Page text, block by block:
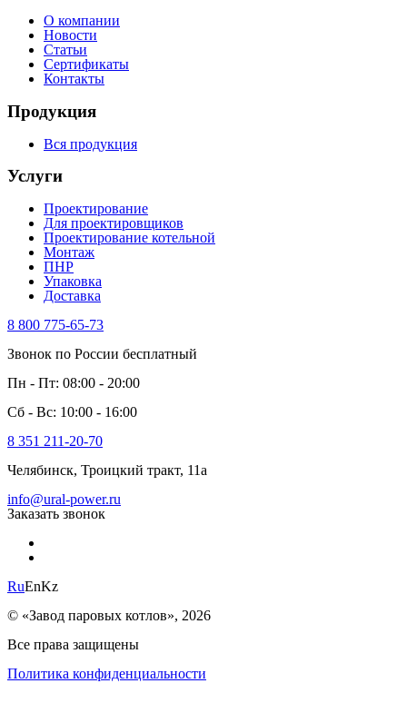
О компании
Новости
Статьи
Сертификаты
Контакты
Продукция
Вся продукция
Услуги
Проектирование
Для проектировщиков
Проектирование котельной
Монтаж
ПНР
Упаковка
Доставка
8 800 775-65-73
Звонок по России бесплатный
Пн - Пт: 08:00 - 20:00
Сб - Вс: 10:00 - 16:00
8 351 211-20-70
Челябинск, Троицкий тракт, 11а
info@ural-power.ru
Заказать звонок
RuEnKz
© «Завод паровых котлов», 2026
Все права защищены
Политика конфиденциальности